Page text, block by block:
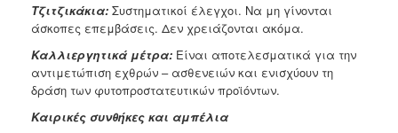
ΤΟΠΟΣ
ΠΟΛΙΤΙΣΜΟΣ
ΑΝΘΕΚΤΙΚΗ
Τζιτζικάκια: Συστηματικοί έλεγχοι. Να μη γίνονται
άσκοπες επεμβάσεις. Δεν χρειάζονται ακόμα.
Καλλιεργητικά μέτρα: Είναι αποτελεσματικά για την
αντιμετώπιση εχθρών – ασθενειών και ενισχύουν τη
δράση των φυτοπροστατευτικών προϊόντων.
Καιρικές συνθήκες και αμπέλια